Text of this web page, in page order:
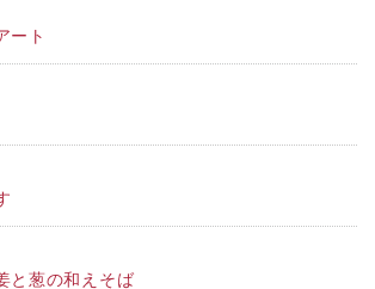
ート
と葱の和えそば